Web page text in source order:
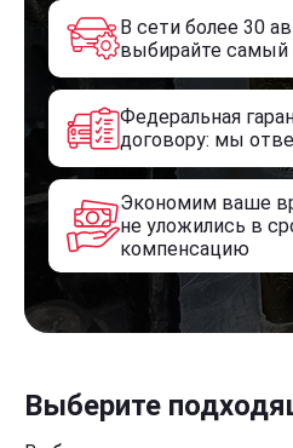
В сети более 30
выбирайте самый
Федеральная
договору: мы
Экономим ваше
не уложились в
компенсацию
Выберите